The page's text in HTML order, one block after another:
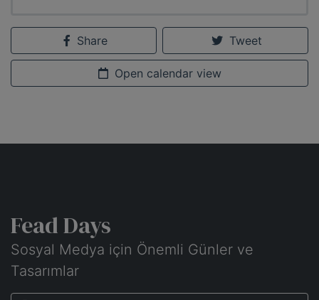
Share Tweet
Open calendar view
Fead Days
Sosyal Medya için Önemli Günler ve
Tasarımlar